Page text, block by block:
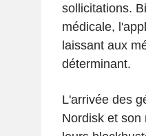
sollicitations.
médicale,
laissant aux
déterminant.
L'arrivée des
Nordisk et son